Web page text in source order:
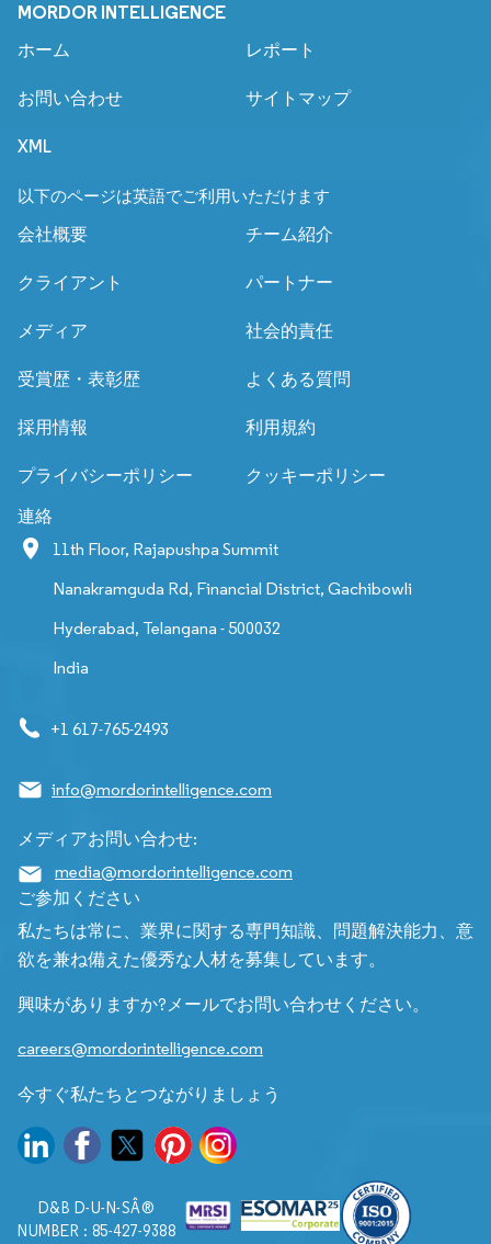
MORDOR INTELLIGENCE
ホーム レポート
お問い合わせ サイトマップ
XML
以下のページは英語でご利用いただけます
会社概要 チーム紹介
クライアント パートナー
メディア 社会的責任
受賞歴・表彰歴 よくある質問
採用情報 利用規約
プライバシーポリシー クッキーポリシー
連絡
11th Floor, Rajapushpa Summit
Nanakramguda Rd, Financial District, Gachibowli
Hyderabad, Telangana - 500032
India
+1 617-765-2493
info@mordorintelligence.com
メディアお問い合わせ:
media@mordorintelligence.com
ご参加ください
私たちは常に、業界に関する専門知識、問題解決能力、意
欲を兼ね備えた優秀な人材を募集しています。
興味がありますか?メールでお問い合わせください。
careers@mordorintelligence.com
今すぐ私たちとつながりましょう
D&B D-U-N-SÂ®
NUMBER : 85-427-9388